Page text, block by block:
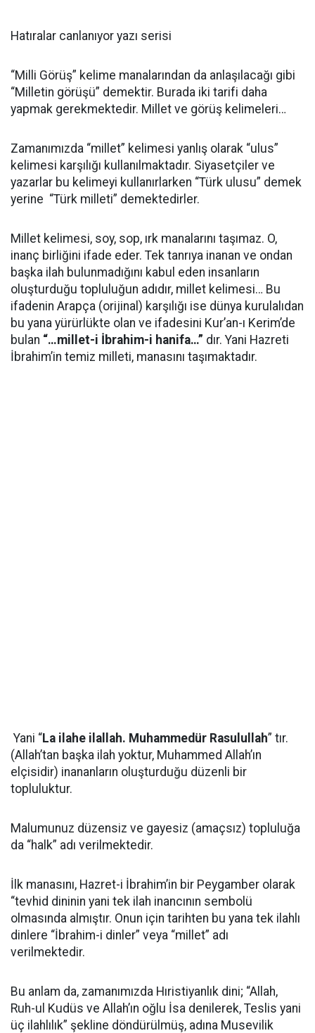
Hatıralar canlanıyor yazı serisi
“Milli Görüş” kelime manalarından da anlaşılacağı gibi
“Milletin görüşü” demektir. Burada iki tarifi daha
yapmak gerekmektedir. Millet ve görüş kelimeleri…
Zamanımızda “millet” kelimesi yanlış olarak “ulus”
kelimesi karşılığı kullanılmaktadır. Siyasetçiler ve
yazarlar bu kelimeyi kullanırlarken “Türk ulusu” demek
yerine “Türk milleti” demektedirler.
Millet kelimesi, soy, sop, ırk manalarını taşımaz. O,
inanç birliğini ifade eder. Tek tanrıya inanan ve ondan
başka ilah bulunmadığını kabul eden insanların
oluşturduğu topluluğun adıdır, millet kelimesi… Bu
ifadenin Arapça (orijinal) karşılığı ise dünya kurulalıdan
bu yana yürürlükte olan ve ifadesini Kur’an-ı Kerim’de
bulan “…millet-i İbrahim-i hanifa…” dır. Yani Hazreti
İbrahim’in temiz milleti, manasını taşımaktadır.
Yani “La ilahe ilallah. Muhammedür Rasulullah” tır.
(Allah’tan başka ilah yoktur, Muhammed Allah’ın
elçisidir) inananların oluşturduğu düzenli bir
topluluktur.
Malumunuz düzensiz ve gayesiz (amaçsız) topluluğa
da “halk” adı verilmektedir.
İlk manasını, Hazret-i İbrahim’in bir Peygamber olarak
“tevhid dininin yani tek ilah inancının sembolü
olmasında almıştır. Onun için tarihten bu yana tek ilahlı
dinlere “İbrahim-i dinler” veya “millet” adı
verilmektedir.
Bu anlam da, zamanımızda Hıristiyanlık dini; “Allah,
Ruh-ul Kudüs ve Allah’ın oğlu İsa denilerek, Teslis yani
üç ilahlılık” şekline döndürülmüş, adına Musevilik